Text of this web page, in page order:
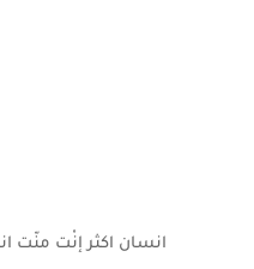
انسان اكثر إنْت منّت